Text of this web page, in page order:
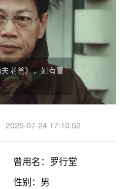
老爸》，如有冒
2025-07-24 17:10:52
曾用名：罗行堂
性别：男